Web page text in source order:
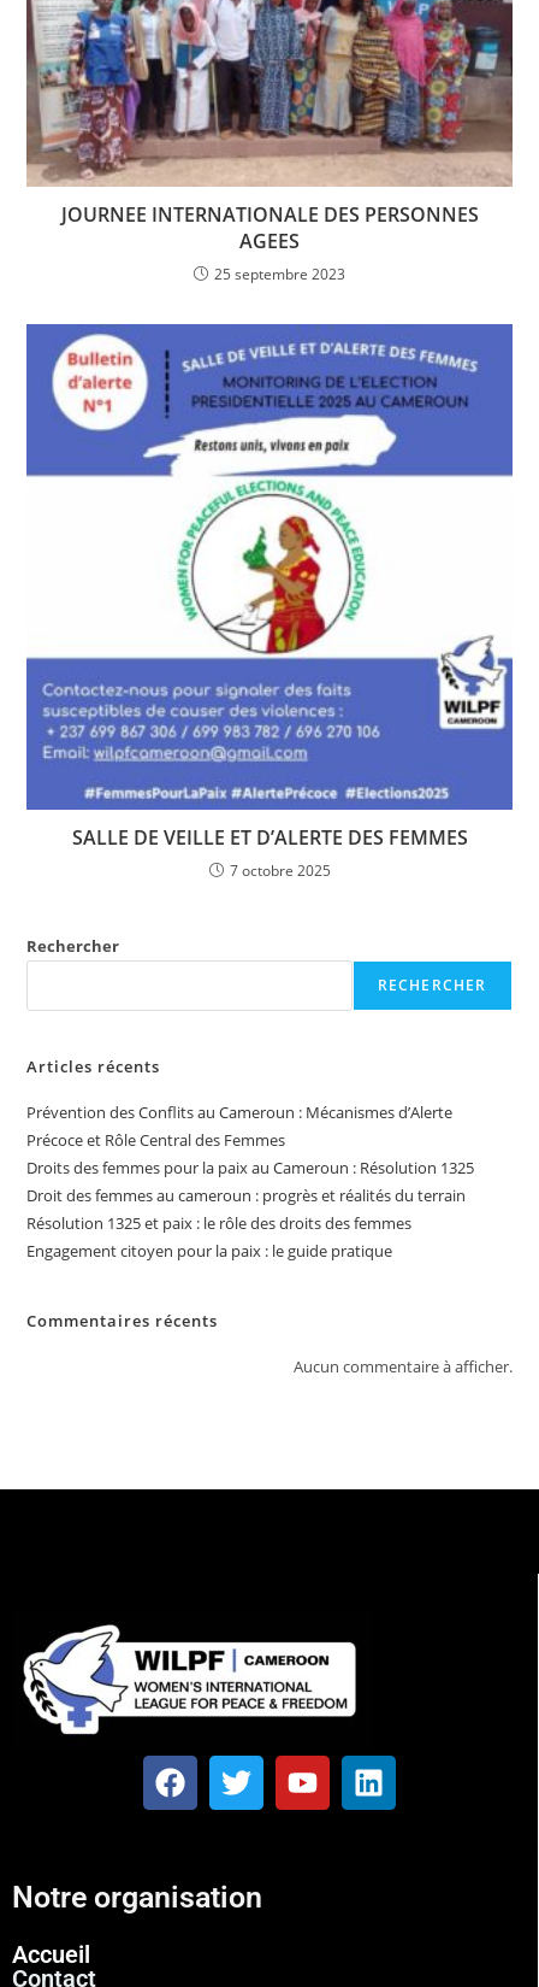
JOURNEE INTERNATIONALE DES PERSONNES
AGEES
25 septembre 2023
SALLE DE VEILLE ET D’ALERTE DES FEMMES
7 octobre 2025
Rechercher
RECHERCHER
Articles récents
Prévention des Conflits au Cameroun : Mécanismes d’Alerte
Précoce et Rôle Central des Femmes
Droits des femmes pour la paix au Cameroun : Résolution 1325
Droit des femmes au cameroun : progrès et réalités du terrain
Résolution 1325 et paix : le rôle des droits des femmes
Engagement citoyen pour la paix : le guide pratique
Commentaires récents
Aucun commentaire à afficher.
Notre organisation
Accueil
Contact